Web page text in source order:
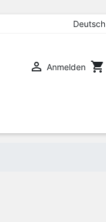
Deutsch
 Anmelden shopping_cart